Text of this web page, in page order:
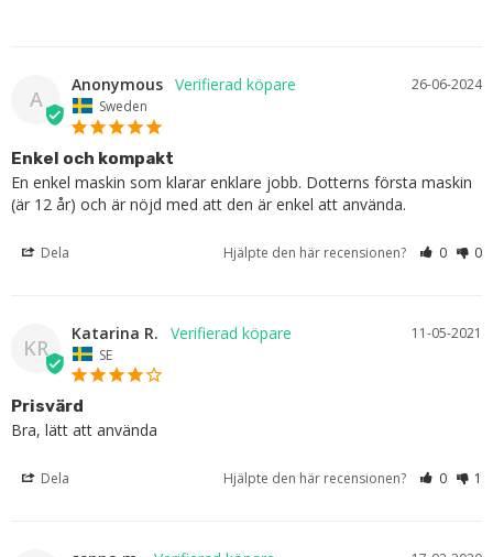
A
26-06-2024
Anonymous
Sweden
Enkel och kompakt
En enkel maskin som klarar enklare jobb. Dotterns första maskin
(är 12 år) och är nöjd med att den är enkel att använda.
Dela Hjälpte den här recensionen? 0 0
KR
11-05-2021
Katarina R.
SE
Prisvärd
Bra, lätt att använda
Dela Hjälpte den här recensionen? 0 1